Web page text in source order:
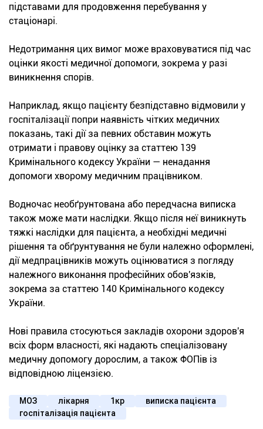
підставами для продовження перебування у
стаціонарі.
Недотримання цих вимог може враховуватися під час
оцінки якості медичної допомоги, зокрема у разі
виникнення спорів.
Наприклад, якщо пацієнту безпідставно відмовили у
госпіталізації попри наявність чітких медичних
показань, такі дії за певних обставин можуть
отримати і правову оцінку за статтею 139
Кримінального кодексу України — ненадання
допомоги хворому медичним працівником.
Водночас необґрунтована або передчасна виписка
також може мати наслідки. Якщо після неї виникнуть
тяжкі наслідки для пацієнта, а необхідні медичні
рішення та обґрунтування не були належно оформлені,
дії медпрацівників можуть оцінюватися з погляду
належного виконання професійних обов'язків,
зокрема за статтею 140 Кримінального кодексу
України.
Нові правила стосуються закладів охорони здоров'я
всіх форм власності, які надають спеціалізовану
медичну допомогу дорослим, а також ФОПів із
відповідною ліцензією.
МОЗ лікарня 1кр
виписка пацієнта
госпіталізація пацієнта